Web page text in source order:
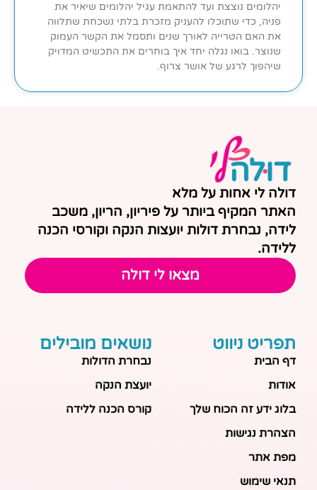
יהלומים נוצצת ועד להתאמת עגיל יהלומים שיאיר את
פניה, כדי שתוכלו להעניק מזכרת בלתי נשכחת שתלווה
את האם הטרייה לאורך שנים ותסמל את הקשר העמוק
שנוצר. בואו נגלה יחד איך בוחרים את התכשיט המדויק
שיהפוך לרגע של אושר צרוף.
דולה לי אחות על מלא
האתר המקיף ביותר על פיריון, הריון, משכב
לידה, נבחרת דולות יועצות הנקה וקורסי הכנה
ללידה.
מצאו לי דולה
תפריט ניווט
דף הבית
אודות
בלוג ידע זה הכוח שלך
הצהרת נגישות
מפת אתר
תנאי שימוש
נושאים מובילים
נבחרת הדולות
יועצת הנקה
קורס הכנה ללידה